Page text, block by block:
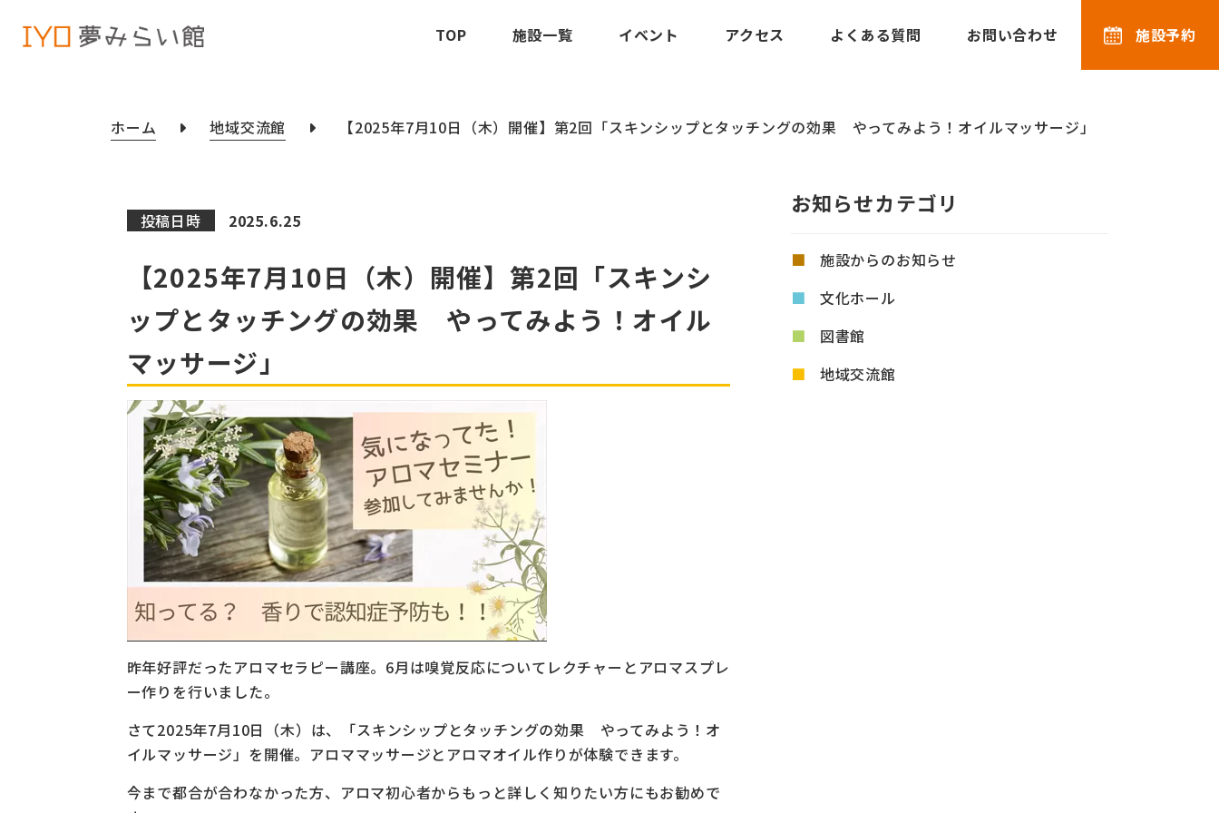
TOP 施設一覧 イベント アクセス よくある質問 お問い合わせ 施設予約
ホーム 地域交流館 【2025年7月10日（木）開催】第2回「スキンシップとタッチングの効果 やってみよう！オイルマッサージ」
投稿日時 2025.6.25
【2025年7月10日（木）開催】第2回「スキンシ
ップとタッチングの効果 やってみよう！オイル
マッサージ」
昨年好評だったアロマセラピー講座。6月は嗅覚反応についてレクチャーとアロマスプレ
ー作りを行いました。
さて2025年7月10日（木）は、「スキンシップとタッチングの効果 やってみよう！オ
イルマッサージ」を開催。アロママッサージとアロマオイル作りが体験できます。
今まで都合が合わなかった方、アロマ初心者からもっと詳しく知りたい方にもお勧めで
お知らせカテゴリ
施設からのお知らせ
文化ホール
図書館
地域交流館